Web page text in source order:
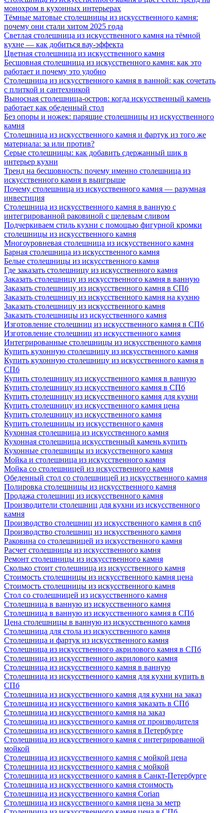
монохром в кухонных интерьерах
Тёмные матовые столешницы из искусственного камня:
почему они стали хитом 2025 года
Светлая столешница из искусственного камня на тёмной
кухне — как добиться вау-эффекта
Цветная столешница из искусственного камня
Бесшовная столешница из искусственного камня: как это
работает и почему это удобно
Столешница из искусственного камня в ванной: как сочетать
с плиткой и сантехникой
Выносная столешница-остров: когда искусственный камень
работает как обеденный стол
Без опоры и ножек: парящие столешницы из искусственного
камня
Столешница из искусственного камня и фартук из того же
материала: за или против?
Серые столешницы: как добавить сдержанный шик в
интерьер кухни
Тренд на бесшовность: почему именно столешница из
искусственного камня в выигрыше
Почему столешница из искусственного камня — разумная
инвестиция
Столешница из искусственного камня в ванную с
интегрированной раковиной с щелевым сливом
Подчеркиваем стиль кухни с помощью фигурной кромки
столешницы из искусственного камня
Многоуровневая столешница из искусственного камня
Барная столешница из искусственного камня
Белые столешницы из искусственного камня
Где заказать столешницу из искусственного камня
Заказать столешницу из искусственного камня в ванную
Заказать столешницу из искусственного камня в СПб
Заказать столешницу из искусственного камня на кухню
Заказать столешницу из искусственного камня
Заказать столешницы из искусственного камня
Изготовление столешниц из искусственного камня в СПб
Изготовление столешниц из искусственного камня
Интегрированные столешницы из искусственного камня
Купить кухонную столешницу из искусственного камня
Купить кухонную столешницу из искусственного камня в
СПб
Купить столешницу из искусственного камня в ванную
Купить столешницу из искусственного камня в СПб
Купить столешницу из искусственного камня для кухни
Купить столешницу из искусственного камня цена
Купить столешницу из искусственного камня
Купить столешницы из искусственного камня
Кухонная столешница из искусственного камня
Кухонная столешница искусственный камень купить
Кухонные столешницы из искусственного камня
Мойка и столешница из искусственного камня
Мойка со столешницей из искусственного камня
Обеденный стол со столешницей из искусственного камня
Полировка столешницы из искусственного камня
Продажа столешниц из искусственного камня
Производители столешниц для кухни из искусственного
камня
Производство столешниц из искусственного камня в спб
Производство столешниц из искусственного камня
Раковина со столешницей из искусственного камня
Расчет столешницы из искусственного камня
Ремонт столешницы из искусственного камня
Сколько стоит столешница из искусственного камня
Стоимость столешницы из искусственного камня цена
Стоимость столешницы из искусственного камня
Стол со столешницей из искусственного камня
Столешница в ванную из искусственного камня
Столешница в ванную из искусственного камня в СПб
Цена столешницы в ванную из искусственного камня
Столешница для стола из искусственного камня
Столешница и фартук из искусственного камня
Столешница из искусственного акрилового камня в СПб
Столешница из искусственного акрилового камня
Столешница из искусственного камня в ванную
Столешница из искусственного камня для кухни купить в
СПб
Столешница из искусственного камня для кухни на заказ
Столешница из искусственного камня заказать в СПб
Столешница из искусственного камня на заказ
Столешница из искусственного камня от производителя
Столешница из искусственного камня в Петербурге
Столешница из искусственного камня с интегрированной
мойкой
Столешница из искусственного камня с мойкой цена
Столешница из искусственного камня с мойкой
Столешница из искусственного камня в Санкт-Петербурге
Столешница из искусственного камня стоимость
Столешница из искусственного камня Сorian
Столешница из искусственного камня цена за метр